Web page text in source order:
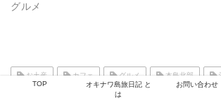
グルメ
お土産 カフェ グルメ 本島北部
TOP
オキナワ島旅日記 と
は
お問い合わせ